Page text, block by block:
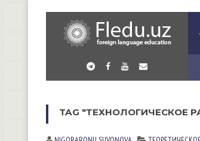
TAG "ТЕХНОЛОГИЧЕСКОЕ